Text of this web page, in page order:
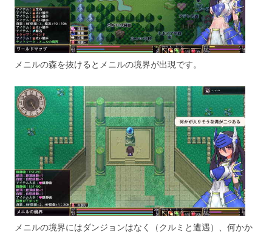
メニルの森を抜けるとメニルの境界が出現です。
メニルの境界にはダンジョンはなく（クルミと遭遇）、何かか